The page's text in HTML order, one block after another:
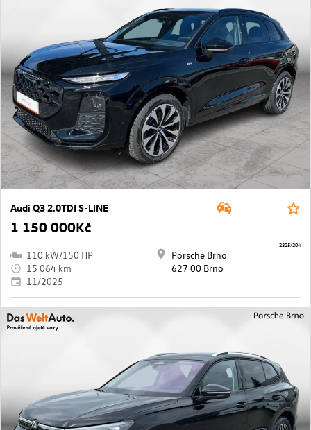
Audi Q3 2.0TDI S-LINE
1 150 000Kč
110 kW/150 HP
15 064 km
11/2025
Porsche Brno
627 00 Brno
2325/204